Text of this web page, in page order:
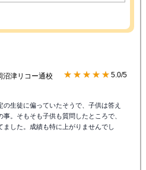
沼津リコー通校
★★★★★ 5.0/5
生徒に偏っていたそうで、子供は答え
。そもそも子供も質問したところで、
した。成績も特に上がりませんでし